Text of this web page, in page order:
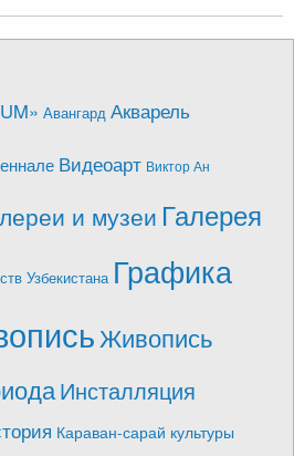
Авангард Акварель
Видеоарт Виктор Ан
и музеи Галерея
Узбекистана Графика
Живопись
Инсталляция
Караван-сарай культуры